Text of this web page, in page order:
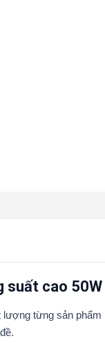
suất cao
lượng từng sản